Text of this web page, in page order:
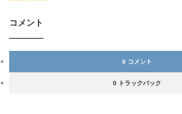
コメント
0 コメント
0 トラックバック